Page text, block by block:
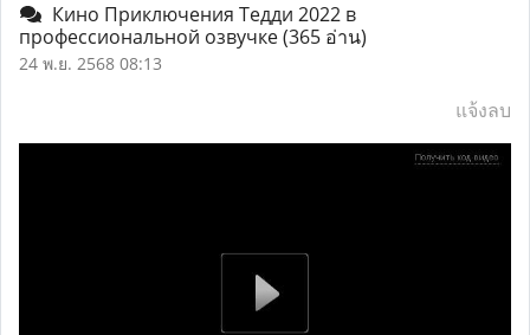
Кино Приключения Тедди 2022 в
профессиональной озвучке(365 อ่าน)
24 พ.ย. 2568 08:13
แจ้งลบ